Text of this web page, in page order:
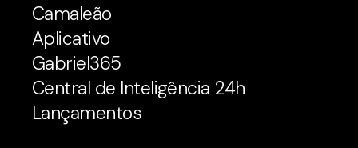
Camaleão
Aplicativo
Gabriel365
Central de Inteligência 24h
Lançamentos